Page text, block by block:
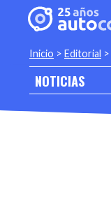
Inicio > Editorial >
NOTICIAS